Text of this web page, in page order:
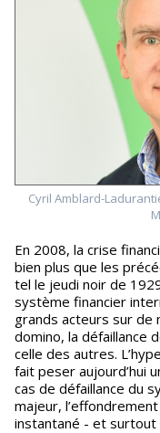
Cyril Amblard-
En 2008, la crise financière a fortement secoué la planète,
bien plus que les
tel le jeudi noir de
système financier
grands acteurs sur de
domino, la défaillance
celle des autres.
fait peser aujourd’hui
cas de défaillance du
majeur,
instantané - et surtout